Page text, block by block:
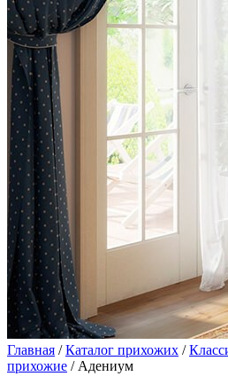
Главная /Каталог прихожих /
прихожие / Адениум